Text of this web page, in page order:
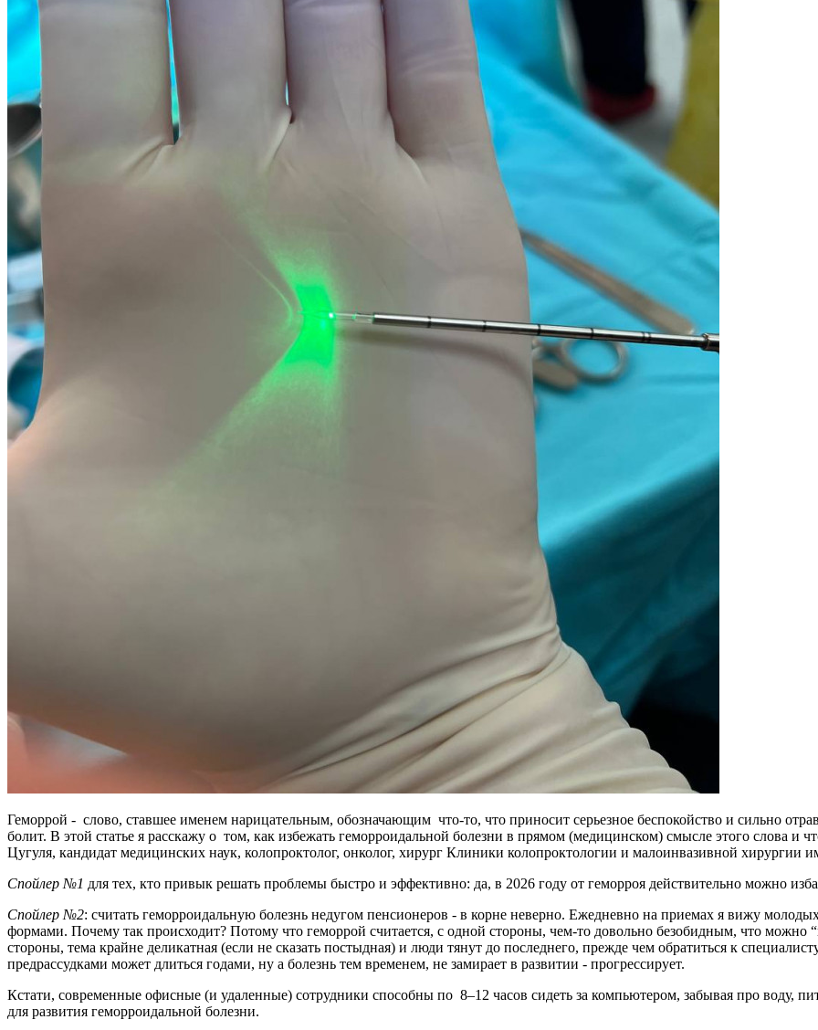
Геморрой - слово, ставшее именем нарицательным, обозначающим что-то, что приносит серьезное беспокойство и сильно
болит. В этой статье я расскажу о том, как избежать геморроидальной болезни в прямом (медицинском) смысле этого слова и
Цугуля, кандидат медицинских наук, колопроктолог, онколог, хирург Клиники колопроктологии и малоинвазивной хирургии
Спойлер №1 для тех, кто привык решать проблемы быстро и эффективно: да, в 2026 году от геморроя действительно можно
Спойлер №2: считать геморроидальную болезнь недугом пенсионеров - в корне неверно. Ежедневно на приемах я вижу
формами. Почему так происходит? Потому что геморрой считается, с одной стороны, чем-то довольно безобидным, что
стороны, тема крайне деликатная (если не сказать постыдная) и люди тянут до последнего, прежде чем обратиться к
предрассудками может длиться годами, ну а болезнь тем временем, не замирает в развитии - прогрессирует.
Кстати, современные офисные (и удаленные) сотрудники способны по 8–12 часов сидеть за компьютером, забывая про воду,
для развития геморроидальной болезни.